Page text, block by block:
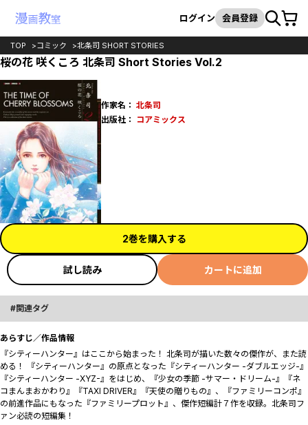
検索
ログイン 会員登録カート
TOP コミック 北条司 SHORT STORIES
桜の花 咲くころ 北条司 Short Stories Vol.2
作家名： 北条司
出版社：
コアミックス
2巻を購入する
試し読み カートに追加
関連タグ
あらすじ／作品情報
『シティーハンター』はここから始まった！ 北条司が描いた数々の傑作が、また読
める――！ 『シティーハンター』の原点となった『シティーハンター -ダブルエッジ-』
『シティーハンター -XYZ-』をはじめ、『少女の季節 -サマー・ドリーム-』『ネ
コまんまおかわり』『TAXI DRIVER』『天使の贈りもの』、『ファミリーコンポ』
の前進作品にもなった『ファミリープロット』、傑作短編計７作を収録。北条司フ
ァン必読の短編集！